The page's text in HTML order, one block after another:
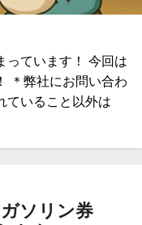
っています！ 今回は
＊弊社にお問い合わ
ていること以外は
ガソリン券